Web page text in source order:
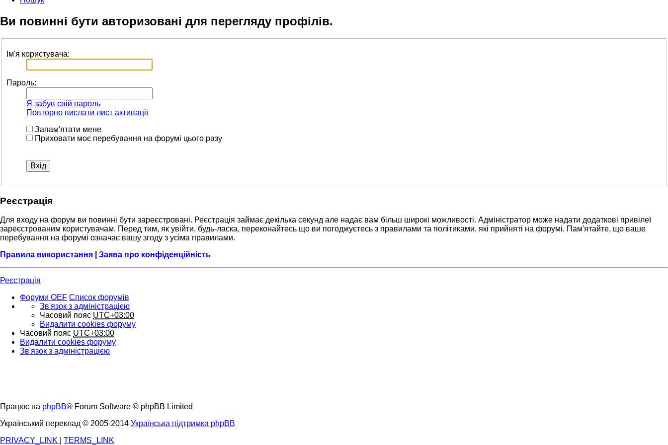
Ви повинні бути авторизовані для перегляду профілів.
Ім'я користувача:
Пароль:
Я забув свій пароль
Повторно вислати лист активації
Запам'ятати мене
Приховати моє перебування на форумі цього разу
Реєстрація
Для входу на форум ви повинні бути зареєстровані. Реєстрація займає декілька секунд але надає вам більш широкі можливості. Адміністратор може надати додаткові привілеї
зареєстрованим користувачам. Перед тим, як увійти, будь-ласка, переконайтесь що ви погоджуєтесь з правилами та політиками, які прийняті на форумі. Пам'ятайте, що ваше
перебування на форумі означає вашу згоду з усіма правилами.
Правила використання
Заява про конфіденційність
Реєстрація
Форуми OEF Список форумів
Зв'язок з адміністрацією
Часовий пояс UTC+03:00
Видалити cookies форуму
Часовий пояс UTC+03:00
Видалити cookies форуму
Зв'язок з адміністрацією
Працює на phpBB® Forum Software © phpBB Limited
Український переклад © 2005-2014 Українська підтримка phpBB
PRIVACY_LINK
TERMS_LINK